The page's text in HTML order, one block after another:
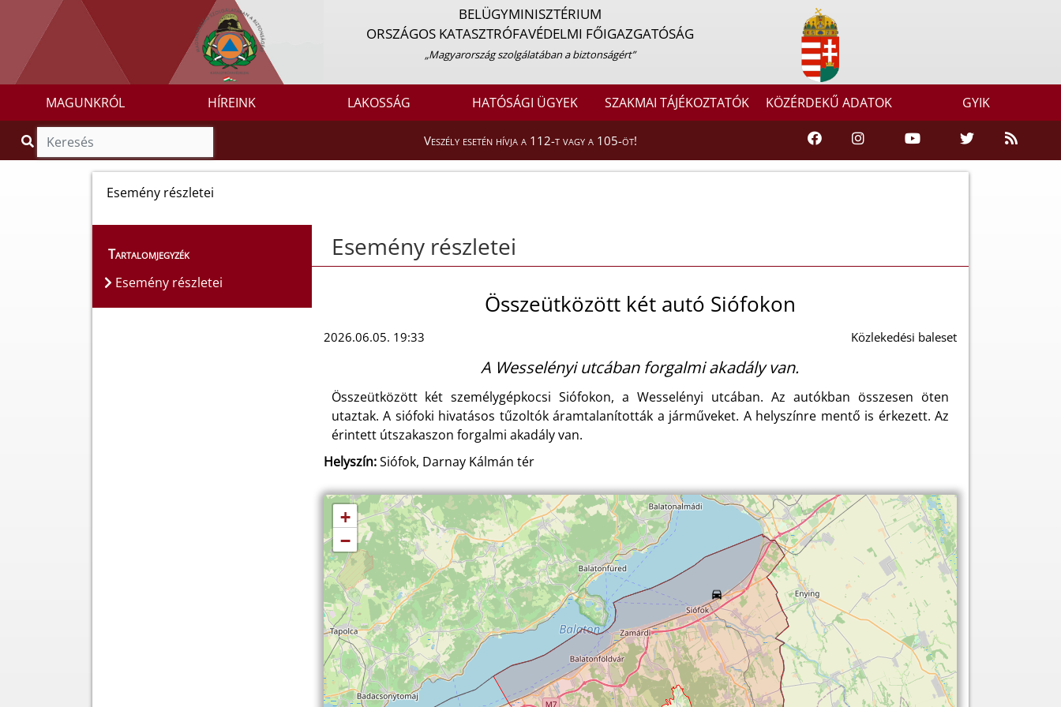
BELÜGYMINISZTÉRIUM
ORSZÁGOS KATASZTRÓFAVÉDELMI FŐIGAZGATÓSÁG
„Magyarország szolgálatában a biztonságért”
MAGUNKRÓL HÍREINK LAKOSSÁG HATÓSÁGI ÜGYEK SZAKMAI TÁJÉKOZTATÓK KÖZÉRDEKŰ ADATOK GYIK
Veszély esetén hívja a 112-t vagy a 105-öt!
Esemény részletei
Tartalomjegyzék
Esemény részletei
Esemény részletei
Összeütközött két autó Siófokon
2026.06.05. 19:33 Közlekedési baleset
A Wesselényi utcában forgalmi akadály van.
Összeütközött két személygépkocsi Siófokon, a Wesselényi utcában. Az autókban összesen öten
utaztak. A siófoki hivatásos tűzoltók áramtalanították a járműveket. A helyszínre mentő is érkezett. Az
érintett útszakaszon forgalmi akadály van.
Helyszín:Siófok, Darnay Kálmán tér
+
−